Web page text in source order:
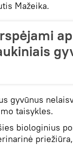
Mažeika.
gyvūnus
taisykles.
biologinius